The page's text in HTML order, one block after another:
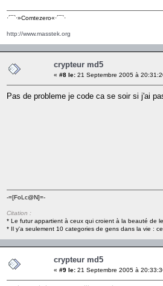
·´¯`·­»Comtezero«­·´¯`·
http://www.masstek.org
crypteur md5
« #8 le: 21 Septembre 2005 à
Pas de probleme je code ca se soir si j'ai
-=[FoLc@N]=-
Citation :
* Le futur appartient à ceux qui croient à la beauté de
* Il y'a seulement 10 categories de gens dans la vie :
crypteur md5
« #9 le: 21 Septembre 2005 à